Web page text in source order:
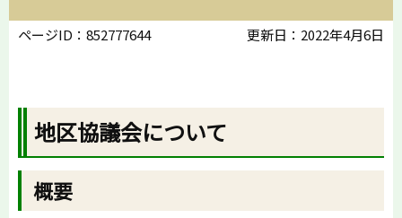
ページID：852777644 更新日：2022年4月6日
地区協議会について
概要